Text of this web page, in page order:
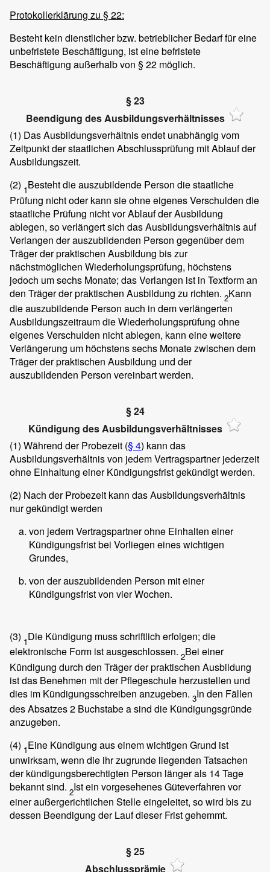
Protokollerklärung zu § 22:
Besteht kein dienstlicher bzw. betrieblicher Bedarf für eine
unbefristete Beschäftigung, ist eine befristete
Beschäftigung außerhalb von § 22 möglich.
§ 23
Beendigung des Ausbildungsverhältnisses
(1) Das Ausbildungsverhältnis endet unabhängig vom
Zeitpunkt der staatlichen Abschlussprüfung mit Ablauf der
Ausbildungszeit.
(2) 1Besteht die auszubildende Person die staatliche
Prüfung nicht oder kann sie ohne eigenes Verschulden die
staatliche Prüfung nicht vor Ablauf der Ausbildung
ablegen, so verlängert sich das Ausbildungsverhältnis auf
Verlangen der auszubildenden Person gegenüber dem
Träger der praktischen Ausbildung bis zur
nächstmöglichen Wiederholungsprüfung, höchstens
jedoch um sechs Monate; das Verlangen ist in Textform an
den Träger der praktischen Ausbildung zu richten. 2Kann
die auszubildende Person auch in dem verlängerten
Ausbildungszeitraum die Wiederholungsprüfung ohne
eigenes Verschulden nicht ablegen, kann eine weitere
Verlängerung um höchstens sechs Monate zwischen dem
Träger der praktischen Ausbildung und der
auszubildenden Person vereinbart werden.
§ 24
Kündigung des Ausbildungsverhältnisses
(1) Während der Probezeit (§ 4) kann das
Ausbildungsverhältnis von jedem Vertragspartner jederzeit
ohne Einhaltung einer Kündigungsfrist gekündigt werden.
(2) Nach der Probezeit kann das Ausbildungsverhältnis
nur gekündigt werden
von jedem Vertragspartner ohne Einhalten einer
Kündigungsfrist bei Vorliegen eines wichtigen
Grundes,
von der auszubildenden Person mit einer
Kündigungsfrist von vier Wochen.
(3) 1Die Kündigung muss schriftlich erfolgen; die
elektronische Form ist ausgeschlossen. 2Bei einer
Kündigung durch den Träger der praktischen Ausbildung
ist das Benehmen mit der Pflegeschule herzustellen und
dies im Kündigungsschreiben anzugeben. 3In den Fällen
des Absatzes 2 Buchstabe a sind die Kündigungsgründe
anzugeben.
(4) 1Eine Kündigung aus einem wichtigen Grund ist
unwirksam, wenn die ihr zugrunde liegenden Tatsachen
der kündigungsberechtigten Person länger als 14 Tage
bekannt sind. 2Ist ein vorgesehenes Güteverfahren vor
einer außergerichtlichen Stelle eingeleitet, so wird bis zu
dessen Beendigung der Lauf dieser Frist gehemmt.
§ 25
Abschlussprämie